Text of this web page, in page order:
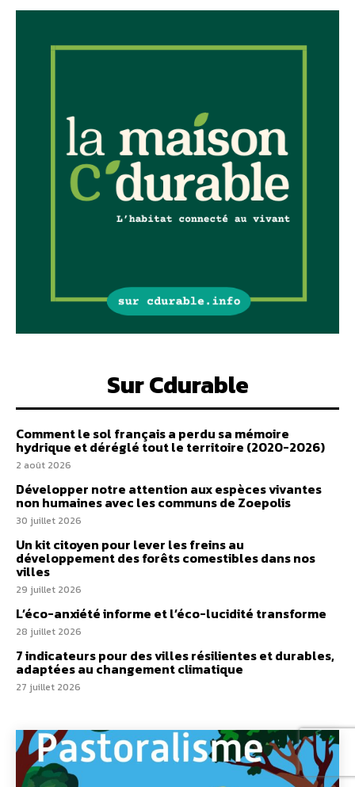
Sur Cdurable
Comment le sol français a perdu sa mémoire
hydrique et déréglé tout le territoire (2020-2026)
2 août 2026
Développer notre attention aux espèces vivantes
non humaines avec les communs de Zoepolis
30 juillet 2026
Un kit citoyen pour lever les freins au
développement des forêts comestibles dans nos
villes
29 juillet 2026
L’éco-anxiété informe et l’éco-lucidité transforme
28 juillet 2026
7 indicateurs pour des villes résilientes et durables,
adaptées au changement climatique
27 juillet 2026